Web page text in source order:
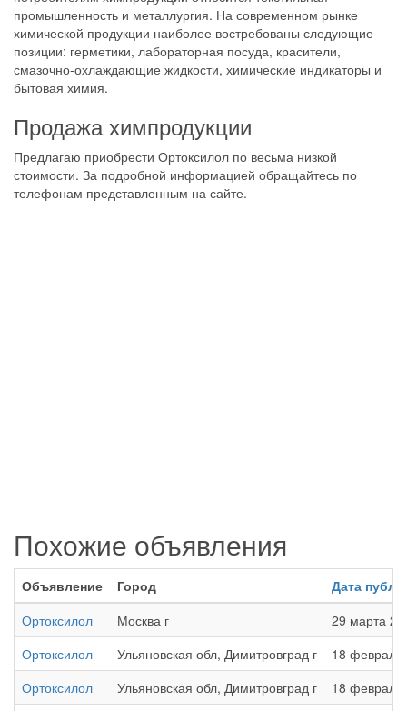
промышленность и металлургия. На современном рынке
химической продукции наиболее востребованы следующие
позиции: герметики, лабораторная посуда, красители,
смазочно-охлаждающие жидкости, химические индикаторы и
бытовая химия.
Продажа химпродукции
Предлагаю приобрести Ортоксилол по весьма низкой
стоимости. За подробной информацией обращайтесь по
телефонам представленным на сайте.
Похожие объявления
Объявление Город
Дата
Ортоксилол
Москва г
29 марта
Ортоксилол
Ульяновская обл, Димитровград г
18 февраля
Ортоксилол
Ульяновская обл, Димитровград г
18 февраля